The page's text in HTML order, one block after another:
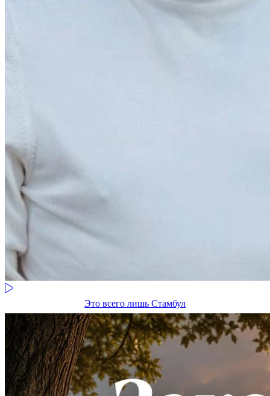
Это всего лишь Стамбул